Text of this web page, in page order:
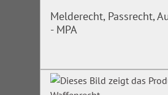
Melderecht, Passrecht,
- MPA